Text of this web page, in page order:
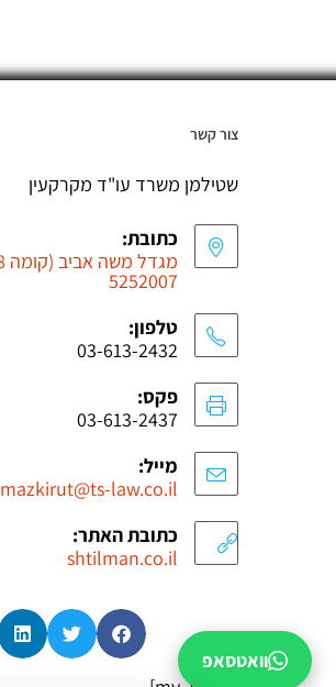
צור קשר
שטילמן משרד עו"ד מקרקעין
כתובת:
5252007
טלפון:
03-613-2432
פקס:
03-613-2437
מייל:
mazkirut@ts-law.co.il
כתובת האתר:
shtilman.co.il
וואטסאפ